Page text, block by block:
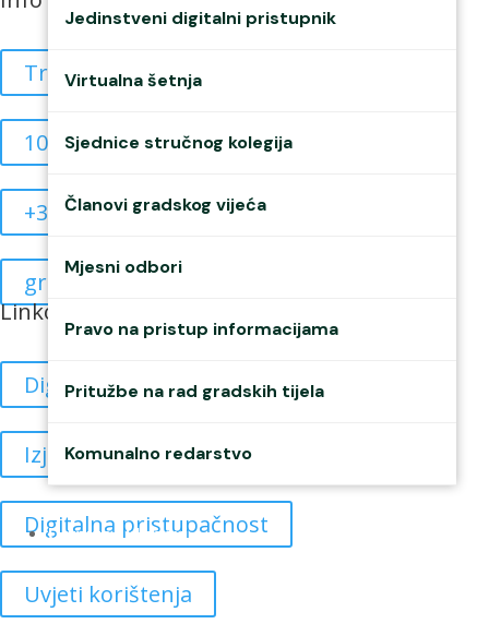
Jedinstveni digitalni pristupnik
Virtualna šetnja
Sjednice stručnog kolegija
Članovi gradskog vijeća
Mjesni odbori
Pravo na pristup informacijama
Pritužbe na rad gradskih tijela
Komunalno redarstvo
Udruge i klubovi
Trg braće Radića 4
10835908515
+385 40 370 771
grad@mursko-sredisce.hr
Linkovi
Digitalne sjednice
Izjava o pristupačnosti
Digitalna pristupačnost
Uvjeti korištenja